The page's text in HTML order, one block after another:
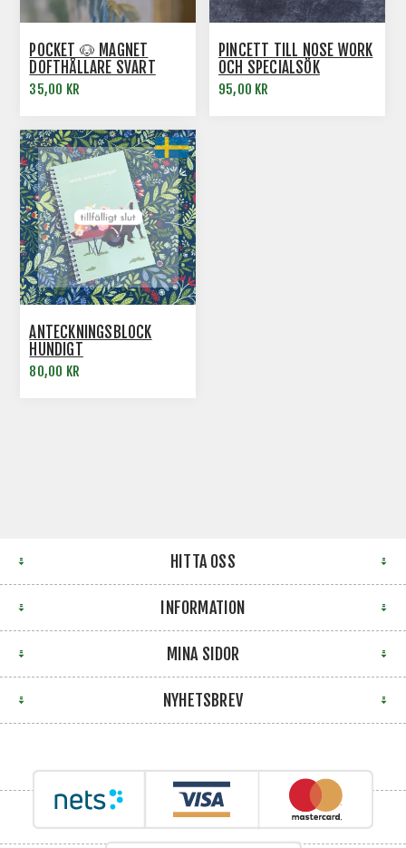
POCKET 🐶 MAGNET
DOFTHÅLLARE SVART
35,00 KR
PINCETT TILL NOSE WORK
OCH SPECIALSÖK
95,00 KR
ANTECKNINGSBLOCK
HUNDIGT
80,00 KR
HITTA OSS
INFORMATION
MINA SIDOR
NYHETSBREV